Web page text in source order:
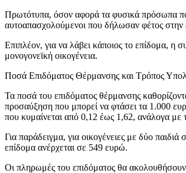
Πρωτότυπα, όσον αφορά τα φυσικά πρόσωπα που
αυτοαπασχολούμενοι που δήλωσαν φέτος
Επιπλέον, για να λάβει κάποιος το επίδομα, η
μονογονεϊκή οικογένεια.
Ποσά Επιδόματος Θέρμανσης και Τρόπος
Τα ποσά του επιδόματος θέρμανσης
προσαύξηση που μπορεί να φτάσει τα 1.000
που κυμαίνεται από 0,12 έως 1,62, ανάλογα με
Για παράδειγμα, για οικογένειες με δύο
επίδομα ανέρχεται σε 549 ευρώ.
Οι πληρωμές του επιδόματος θα